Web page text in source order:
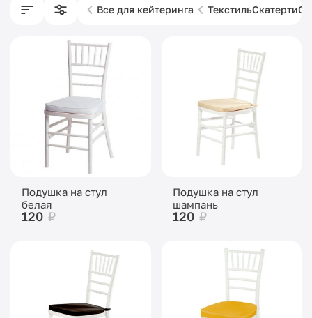
Все для кейтеринга ТекстильСкатерти
Подушка на стул
белая
120 ₽
Подушка на стул
шампань
120 ₽